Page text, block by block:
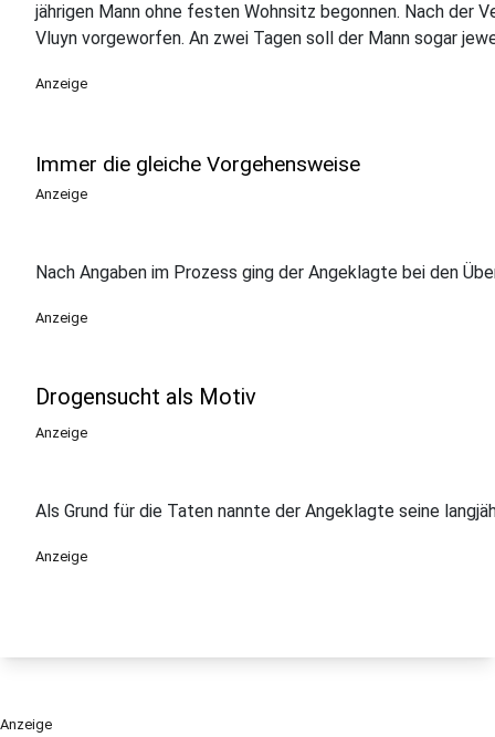
jährigen Mann ohne festen Wohnsitz begonnen. Nach der
Vluyn vorgeworfen. An zwei Tagen soll der Mann sogar
Anzeige
Immer die gleiche Vorgehensweise
Anzeige
Nach Angaben im Prozess ging der Angeklagte bei den
Anzeige
Drogensucht als Motiv
Anzeige
Als Grund für die Taten nannte der Angeklagte seine
Anzeige
Anzeige